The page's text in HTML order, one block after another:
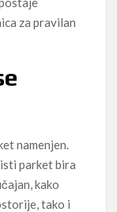
za pravilan
namenjen.
parket bira
kako
tako i